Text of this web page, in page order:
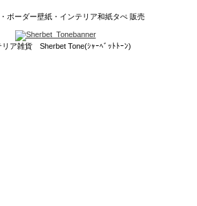
ボーダー壁紙・インテリア和紙タぺ 販売
リア雑貨 Sherbet Tone(ｼｬｰﾍﾞｯﾄﾄｰﾝ)